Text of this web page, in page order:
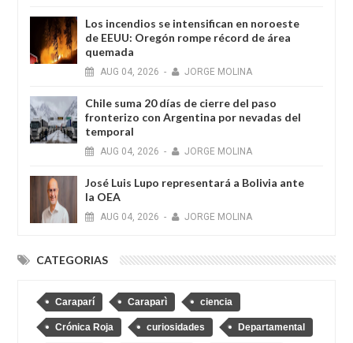
Los incendios se intensifican en noroeste
de EEUU: Oregón rompe récord de área
quemada
AUG 04, 2026 - JORGE MOLINA
Chile suma 20 días de cierre del paso
fronterizo con Argentina por nevadas del
temporal
AUG 04, 2026 - JORGE MOLINA
José Luis Lupo representará a Bolivia ante
la OEA
AUG 04, 2026 - JORGE MOLINA
CATEGORIAS
Caraparí Caraparì ciencia
Crónica Roja curiosidades Departamental